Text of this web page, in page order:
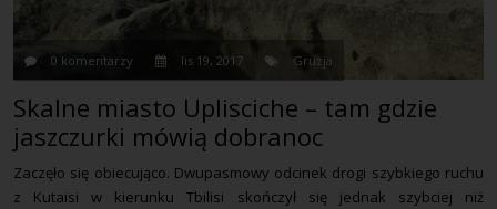
0 komentarzy lis 19, 2017 Gruzja
Skalne miasto Uplisciche – tam gdzie
jaszczurki mówią dobranoc
Zaczęło się obiecująco. Dwupasmowy odcinek drogi szybkiego ruchu
z Kutaisi w kierunku Tbilisi skończył się jednak szybciej niż